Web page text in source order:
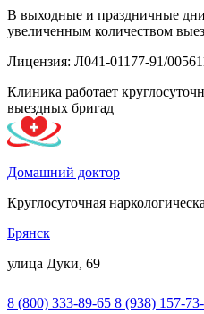
В выходные и праздничные
увеличенным количеством
Лицензия: Л041-01177-91/
Клиника работает
выездных бригад
Домашний доктор
Круглосуточная
Брянск
улица Дуки, 69
8 (800) 333-89-65 8 (938) 157-